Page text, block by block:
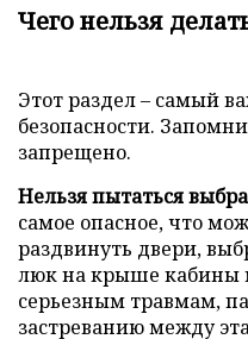
Чего нельзя
Этот раздел – самый
безопасности.
запрещено.
Нельзя пытаться
самое опасное, что
раздвинуть двери,
люк на крыше кабины
серьезным травмам,
застреванию между